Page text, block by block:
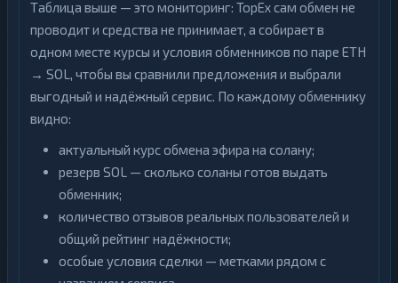
Таблица выше — это мониторинг: TopEx сам обмен не
проводит и средства не принимает, а собирает в
одном месте курсы и условия обменников по паре ETH
→ SOL, чтобы вы сравнили предложения и выбрали
выгодный и надёжный сервис. По каждому обменнику
видно:
актуальный курс обмена эфира на солану;
резерв SOL — сколько соланы готов выдать
обменник;
количество отзывов реальных пользователей и
общий рейтинг надёжности;
особые условия сделки — метками рядом с